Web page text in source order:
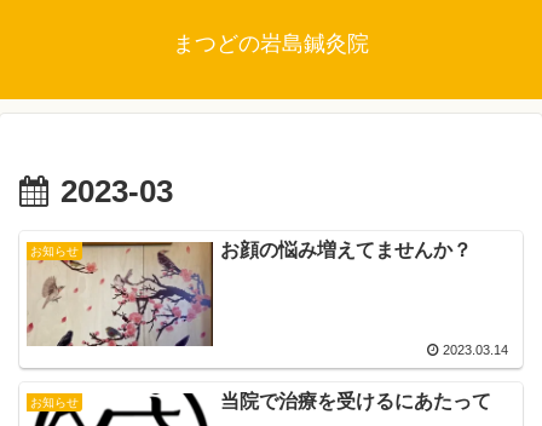
まつどの岩島鍼灸院
2023-03
お知らせ お顔の悩み増えてませんか？
2023.03.14
お知らせ 当院で治療を受けるにあたって